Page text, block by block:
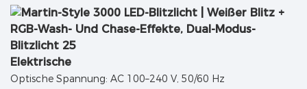
Elektrische
Optische Spannung: AC 100–240 V, 50/60 Hz